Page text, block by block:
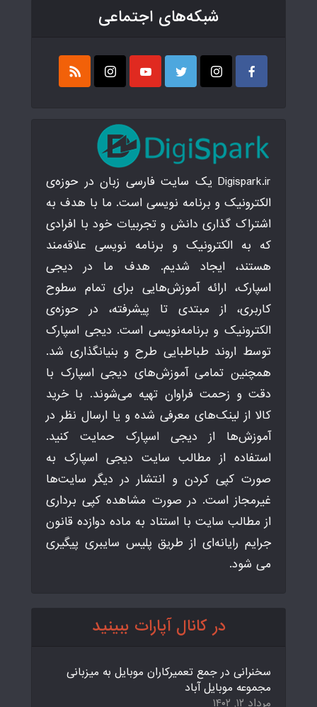
شبکه‌های اجتماعی
Digispark.ir یک سایت فارسی زبان در حوزه‌ی
الکترونیک و برنامه نویسی است. ما با هدف به
اشتراک گذاری دانش و تجربیات خود با افرادی
که به الکترونیک و برنامه نویسی علاقه‌مند
هستند، ایجاد شدیم. هدف ما در دیجی
اسپارک، ارائه آموزش‌هایی برای تمام سطوح
کاربری، از مبتدی تا پیشرفته، در حوزه‌ی
الکترونیک و برنامه‌نویسی است. دیجی اسپارک
توسط اروند طباطبایی طرح و بنیانگذاری شد.
همچنین تمامی آموزش‌های دیجی اسپارک با
دقت و زحمت فراوان تهیه می‌شوند. با خرید
کالا از لینک‌های معرفی شده و یا ارسال نظر در
آموزش‌ها از دیجی اسپارک حمایت کنید.
استفاده از مطالب سایت دیجی اسپارک به
صورت کپی کردن و انتشار در دیگر سایت‌ها
غیرمجاز است. در صورت مشاهده کپی برداری
از مطالب سایت با استناد به ماده دوازده قانون
جرایم رایانه‌ای از طریق پلیس سایبری پیگیری
می شود.
در کانال آپارات ببینید
سخنرانی در جمع تعمیرکاران موبایل به میزبانی
مجموعه موبایل آباد